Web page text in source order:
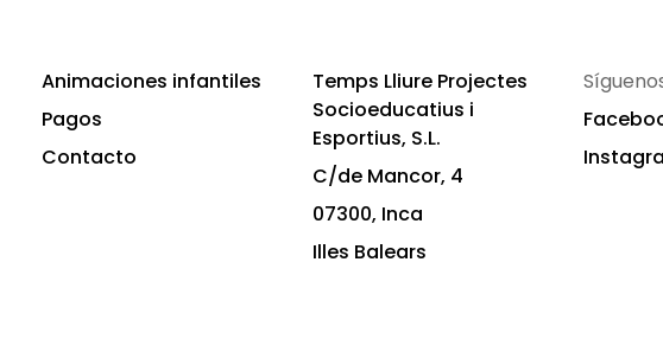
Animaciones infantiles
Pagos
Contacto
Temps Lliure Projectes
Socioeducatius i
Esportius, S.L.
C/de Mancor, 4
07300, Inca
Illes Balears